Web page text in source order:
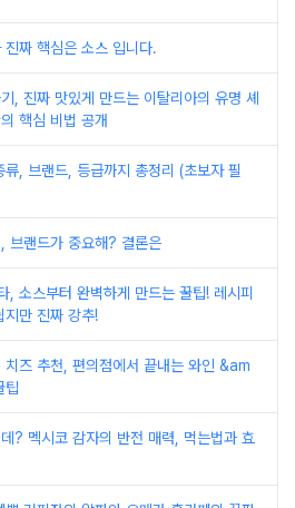
짜 핵심은 소스 입니다.
, 진짜 맛있게 만드는 이탈리아의 유명 셰
핵심 비법 공개
, 브랜드, 등급까지 총정리 (초보자 필
브랜드가 중요해? 결론은
, 소스부터 완벽하게 만드는 꿀팁! 레시피
지만 진짜 강추!
치즈 추천, 편의점에서 끝내는 와인 &am
팁
? 멕시코 감자의 반전 매력, 먹는법과 효